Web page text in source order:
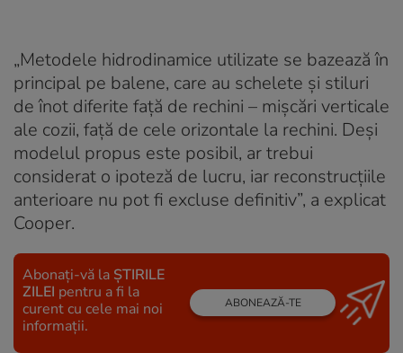
„Metodele hidrodinamice utilizate se bazează în
principal pe balene, care au schelete și stiluri
de înot diferite față de rechini – mișcări verticale
ale cozii, față de cele orizontale la rechini. Deși
modelul propus este posibil, ar trebui
considerat o ipoteză de lucru, iar reconstrucțiile
anterioare nu pot fi excluse definitiv”, a explicat
Cooper.
Abonați-vă la ȘTIRILE
ZILEI pentru a fi la
curent cu cele mai noi
informații.
ABONEAZĂ-TE